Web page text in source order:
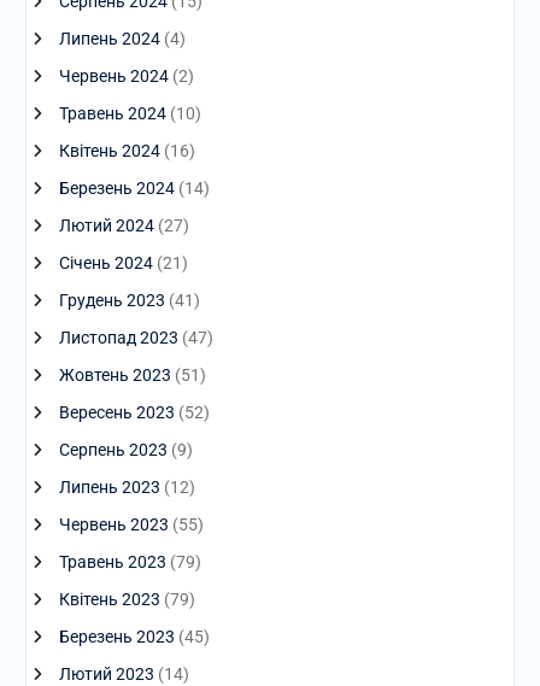
Липень 2024(4)
Червень 2024(2)
Травень 2024(10)
Квітень 2024(16)
Березень 2024(14)
Лютий 2024(27)
Січень 2024(21)
Грудень 2023 (41)
Листопад 2023 (47)
Жовтень 2023 (51)
Вересень 2023 (52)
Серпень 2023 (9)
Липень 2023 (12)
Червень 2023 (55)
Травень 2023 (79)
Квітень 2023 (79)
Березень 2023 (45)
Лютий 2023 (14)